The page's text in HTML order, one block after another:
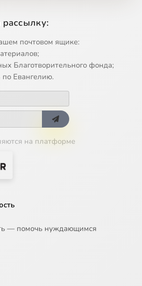
рассылку:
почтовом ящике:
Благотворительного фонда;
Евангелию.
на платформе
— помочь нуждающимся